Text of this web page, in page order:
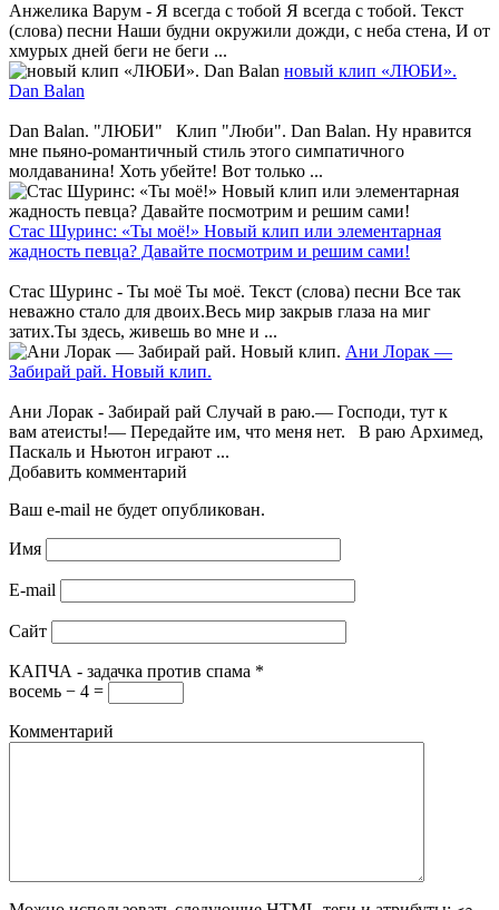
Анжелика Варум - Я всегда с тобой Я всегда с тобой. Текст
(слова) песни Наши будни окружили дожди, с неба стена, И от
хмурых дней беги не беги ...
новый клип «ЛЮБИ».
Dan Balan
Dan Balan. "ЛЮБИ" Клип "Люби". Dan Balan. Ну нравится
мне пьяно-романтичный стиль этого симпатичного
молдаванина! Хоть убейте! Вот только ...
Стас Шуринс: «Ты моё!» Новый клип или элементарная
жадность певца? Давайте посмотрим и решим сами!
Стас Шуринс - Ты моё Ты моё. Текст (слова) песни Все так
неважно стало для двоих.Весь мир закрыв глаза на миг
затих.Ты здесь, живешь во мне и ...
Ани Лорак —
Забирай рай. Новый клип.
Ани Лорак - Забирай рай Случай в раю.— Господи, тут к
вам атеисты!— Передайте им, что меня нет. В раю Архимед,
Паскаль и Ньютон играют ...
Добавить комментарий
Ваш e-mail не будет опубликован.
Имя
E-mail
Сайт
КАПЧА - задачка против спама *
восемь − 4 =
Комментарий